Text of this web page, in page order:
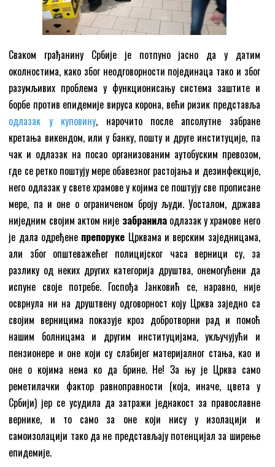
Сваком грађанину Србије је потпуно јасно да у датим
околностима, како због неодговорности појединаца тако и због
разумљивих проблема у функционисању система заштите и
борбе против епидемије вируса корона, већи ризик представља
одлазак у куповину, нарочито после апсолутне забране
кретања викендом, или у банку, пошту и друге институције, па
чак и одлазак на посао организованим аутобуским превозом,
где се ретко поштују мере обавезног растојања и дезинфекције,
него одлазак у свете храмове у којима се поштују све прописане
мере, па и оне о ограниченом броју људи. Уосталом, држава
ниједним својим актом није забранилаодлазак у храмове него
је дала одређене препоруке Црквама и верским заједницама,
али због општеважећег полицијског часа верници су, за
разлику од неких других категорија друштва, онемогућени да
испуне своје потребе. Госпођа Јанковић се, наравно, није
осврнула ни на друштвену одговорност коју Црква заједно са
својим верницима показује кроз добротворни рад и помоћ
нашим болницама и другим институцијама, укључујући и
пензионере и оне који су слабијег материјалног стања, као и
оне о којима нема ко да брине. Не! За њу је Црква само
реметилачки фактор равноправности (која, иначе, цвета у
Србији) јер се усудила да затражи једнакост за православне
вернике, и то само за оне који нису у изолацији и
самоизолацији тако да не представљају потенцијал за ширење
епидемије.